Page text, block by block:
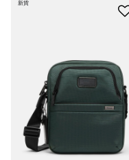
新貨